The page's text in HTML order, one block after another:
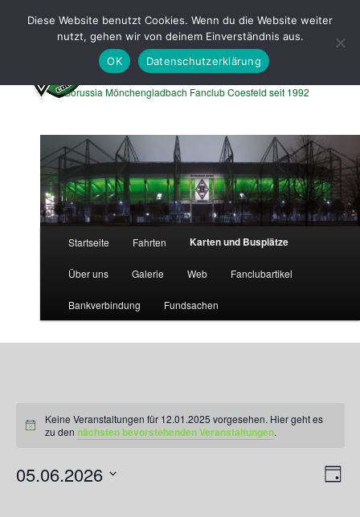
primären
sekundären
Borussen Express Coesfeld
Borussia Mönchengladbach Fanclub Coesfeld seit 1992
Startseite Fahrten Karten und Busplätze
Über uns Galerie Web Fanclubartikel
Bankverbindung Fundsachen
für
12.01.2025
Hinweis
Keine Veranstaltungen für 12.01.2025 vorgesehen. Hier geht es
zu den nächsten bevorstehenden Veranstaltungen.
Tag
05.06.2026
Diese Website benutzt Cookies. Wenn du die Website weiter
nutzt, gehen wir von deinem Einverständnis aus.
OK
Datenschutzerklärung